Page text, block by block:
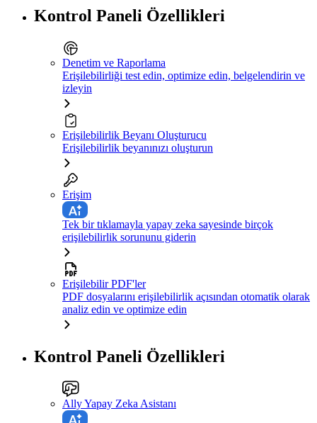
Kontrol Paneli Özellikleri
Denetim ve Raporlama
Erişilebilirliği test edin, optimize edin, belgelendirin ve
izleyin
Erişilebilirlik Beyanı Oluşturucu
Erişilebilirlik beyanınızı oluşturun
Erişim
Tek bir tıklamayla yapay zeka sayesinde birçok
erişilebilirlik sorununu giderin
Erişilebilir PDF'ler
PDF dosyalarını erişilebilirlik açısından otomatik olarak
analiz edin ve optimize edin
Kontrol Paneli Özellikleri
Ally Yapay Zeka Asistanı